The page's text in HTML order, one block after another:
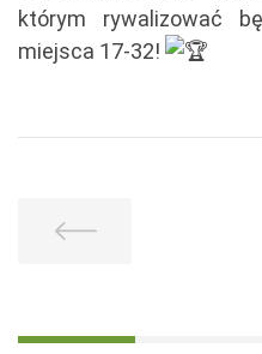
którym rywalizować
miejsca 17-32!